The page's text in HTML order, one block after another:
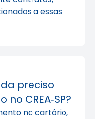
a essas
preciso
CREA‑SP?
no cartório,